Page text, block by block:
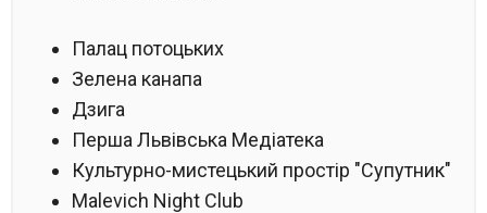
Палац потоцьких
Зелена канапа
Дзига
Перша Львівська Медіатека
Культурно-мистецький простір "Супутник"
Malevich Night Club